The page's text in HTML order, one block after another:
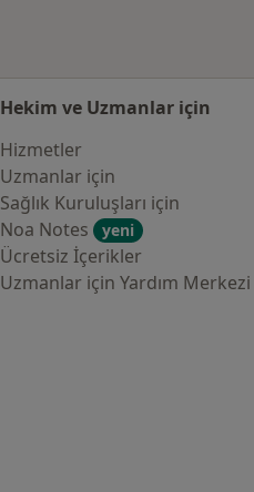
Hekim ve Uzmanlar için
Hizmetler
Uzmanlar için
Sağlık Kuruluşları için
Noa Notes
yeni
Ücretsiz İçerikler
Uzmanlar için Yardım Merkezi